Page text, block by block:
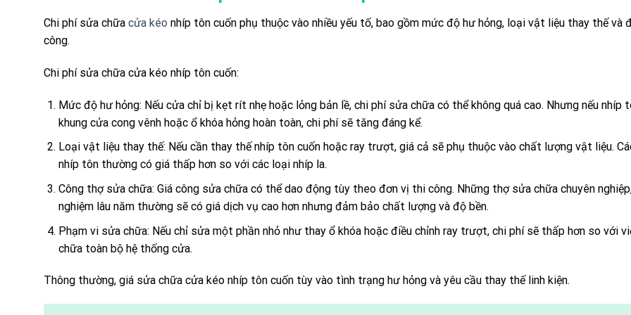
Chi phí sửa chữa cửa kéo nhíp tôn cuốn phụ thuộc vào nhiều yếu tố, bao gồm mức độ hư hỏng, loại vật liệu thay thế và
công.
Chi phí sửa chữa cửa kéo nhíp tôn cuốn:
Mức độ hư hỏng: Nếu cửa chỉ bị kẹt rít nhẹ hoặc lỏng bản lề, chi phí sửa chữa có thể không quá cao. Nhưng nếu nhíp
khung cửa cong vênh hoặc ổ khóa hỏng hoàn toàn, chi phí sẽ tăng đáng kể.
Loại vật liệu thay thế: Nếu cần thay thế nhíp tôn cuốn hoặc ray trượt, giá cả sẽ phụ thuộc vào chất lượng vật liệu.
nhíp tôn thường có giá thấp hơn so với các loại nhíp la.
Công thợ sửa chữa: Giá công sửa chữa có thể dao động tùy theo đơn vị thi công. Những thợ sửa chữa chuyên
nghiệm lâu năm thường sẽ có giá dịch vụ cao hơn nhưng đảm bảo chất lượng và độ bền.
Phạm vi sửa chữa: Nếu chỉ sửa một phần nhỏ như thay ổ khóa hoặc điều chỉnh ray trượt, chi phí sẽ thấp hơn so với
chữa toàn bộ hệ thống cửa.
Thông thường, giá sửa chữa cửa kéo nhíp tôn cuốn tùy vào tình trạng hư hỏng và yêu cầu thay thế linh kiện.